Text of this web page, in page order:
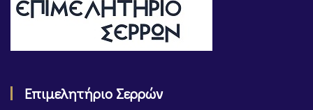
Επιμελητήριο Σερρών